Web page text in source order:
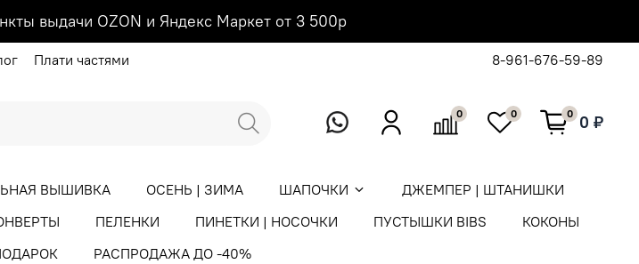
выдачи OZON и Яндекс Маркет от 3 500р
Плати частями 8-961-676-59-89
0 0 0 0 ₽
ВЫШИВКА ОСЕНЬ | ЗИМА ШАПОЧКИ
ДЖЕМПЕР | ШТАНИШКИ
ПЕЛЕНКИ ПИНЕТКИ | НОСОЧКИ ПУСТЫШКИ BIBS
КОКОНЫ
РАСПРОДАЖА ДО -40%